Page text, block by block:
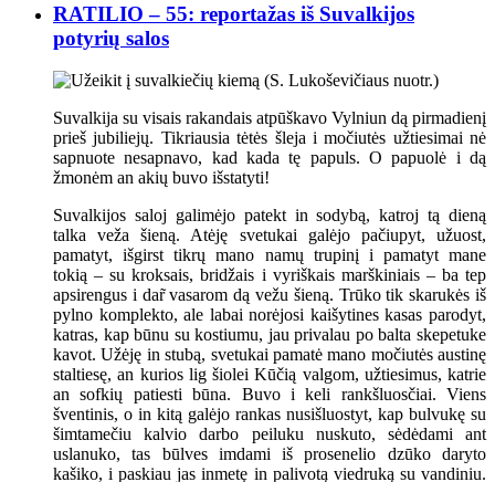
RATILIO – 55: reportažas iš Suvalkijos
potyrių salos
Suvalkija su visais rakandais atpūškavo Vylniun dą pirmadienį
prieš jubiliejų. Tikriausia tėtės šleja i močiutės užtiesimai nė
sapnuote nesapnavo, kad kada tę papuls. O papuolė i dą
žmonėm an akių buvo išstatyti!
Suvalkijos saloj galimėjo patekt in sodybą, katroj tą dieną
talka veža šieną. Atėję svetukai galėjo pačiupyt, užuost,
pamatyt, išgirst tikrų mano namų trupinį i pamatyt mane
tokią – su kroksais, bridžais i vyriškais marškiniais – ba tep
apsirengus i dar̃ vasarom dą vežu šieną. Trūko tik skarukės iš
pylno komplekto, ale labai norėjosi kaišytines kasas parodyt,
katras, kap būnu su kostiumu, jau privalau po balta skepetuke
kavot. Užėję in stubą, svetukai pamatė mano močiutės austinę
staltiesę, an kurios lig šiolei Kūčią valgom, užtiesimus, katrie
an sofkių patiesti būna. Buvo i keli rankšluosčiai. Viens
šventinis, o in kitą galėjo rankas nusišluostyt, kap bulvukę su
šimtamečiu kalvio darbo peiluku nuskuto, sėdėdami ant
uslanuko, tas būlves imdami iš prosenelio dzūko daryto
kašiko, i paskiau jas inmetę in palivotą viedruką su vandiniu.